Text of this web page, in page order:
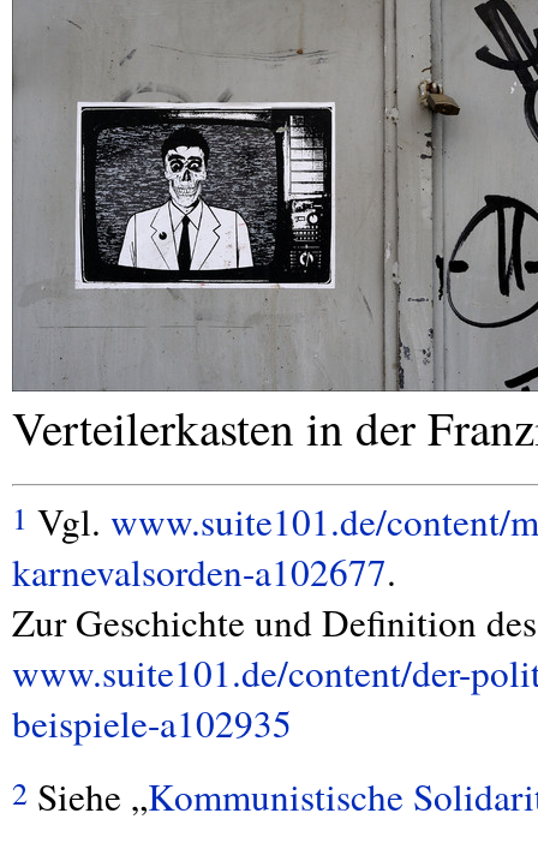
Verteilerkasten in der
1 Vgl. www.suite101.de/content/
karnevalsorden-a102677.
Zur Geschichte und Definition
www.suite101.de/content/der-
beispiele-a102935
2 Siehe „Kommunistische